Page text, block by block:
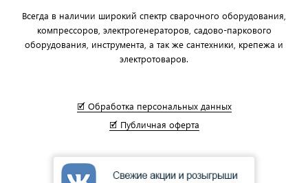
Всегда в наличии широкий спектр сварочного оборудования,
компрессоров, электрогенераторов, садово-паркового
оборудования, инструмента, а так же сантехники, крепежа и
электротоваров.
🗹 Обработка персональных данных
🗹 Публичная оферта